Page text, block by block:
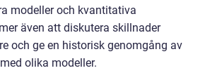
modeller och kvantitativa
även att diskutera skillnader
och ge en historisk genomgång av
olika modeller.